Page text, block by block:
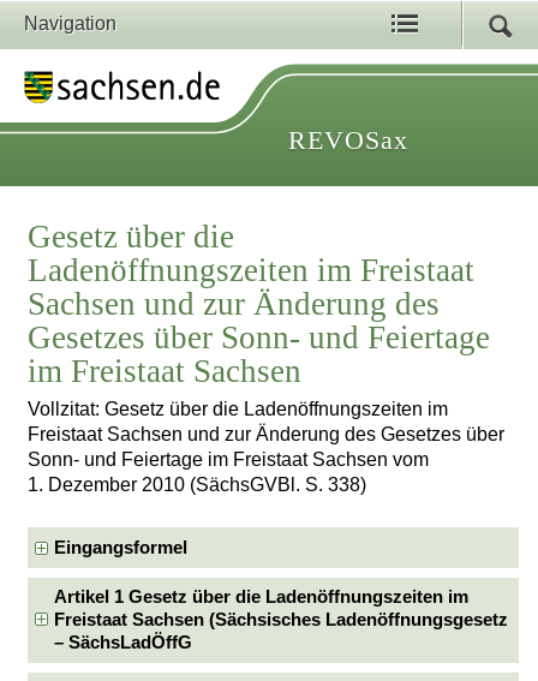
Navigation
REVOSax
Gesetz über die
Ladenöffnungszeiten im Freistaat
Sachsen und zur Änderung des
Gesetzes über Sonn- und Feiertage
im Freistaat Sachsen
Vollzitat: Gesetz über die Ladenöffnungszeiten im
Freistaat Sachsen und zur Änderung des Gesetzes über
Sonn- und Feiertage im Freistaat Sachsen vom
1. Dezember 2010 (SächsGVBl. S. 338)
Eingangsformel
Artikel 1 Gesetz über die Ladenöffnungszeiten im
Freistaat Sachsen (Sächsisches Ladenöffnungsgesetz
– SächsLadÖffG